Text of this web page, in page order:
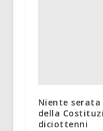
Niente serata
della
diciottenni